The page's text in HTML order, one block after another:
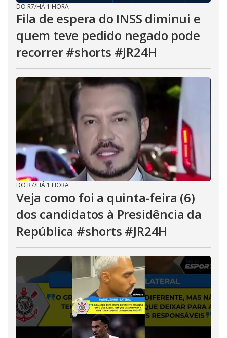
DO R7/HÁ 1 HORA
Fila de espera do INSS diminui e
quem teve pedido negado pode
recorrer #shorts #JR24H
DO R7/HÁ 1 HORA
Veja como foi a quinta-feira (6)
dos candidatos à Presidência da
República #shorts #JR24H